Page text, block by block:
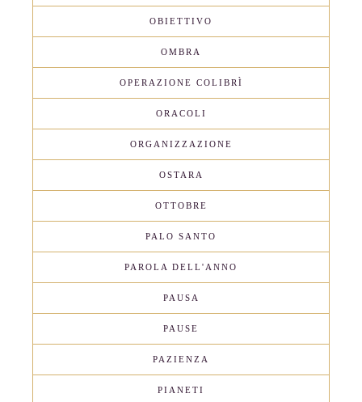
OBIETTIVO
OMBRA
OPERAZIONE COLIBRÌ
ORACOLI
ORGANIZZAZIONE
OSTARA
OTTOBRE
PALO SANTO
PAROLA DELL'ANNO
PAUSA
PAUSE
PAZIENZA
PIANETI